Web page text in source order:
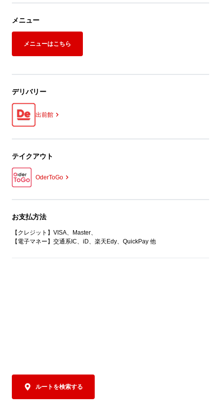
メニュー
メニューはこちら
デリバリー
出前館
テイクアウト
OderToGo
お支払方法
【クレジット】VISA、Master、
【電子マネー】交通系IC、iD、楽天Edy、QuickPay 他
ルートを検索する